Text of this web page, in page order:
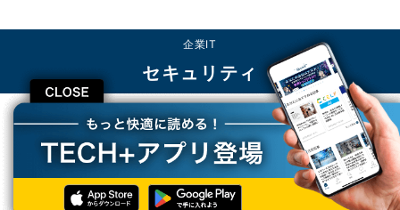
CLOSE
企業IT
セキュリティ
TECH+ 企業IT
セキュリティ
トレンドマイクロ、90日間無料利用できるWebセキュリティツールの提供開始
トレンドマイクロ、90日間無料利用できる